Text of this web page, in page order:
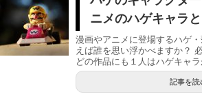
ニメのハゲキャラ
漫画やアニメに登場するハゲ
えば誰を思い浮かべますか？
どの作品にも１人はハゲキャラ
記事を読